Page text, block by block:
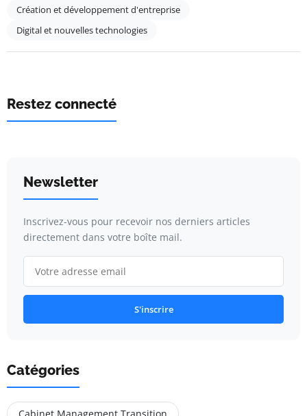
Création et développement d'entreprise
Digital et nouvelles technologies
Restez connecté
Newsletter
Inscrivez-vous pour recevoir nos derniers articles
directement dans votre boîte mail.
S'inscrire
Catégories